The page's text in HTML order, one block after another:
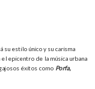
su estilo único y su carisma
epicentro de la música urbana
éxitos como Porfa,